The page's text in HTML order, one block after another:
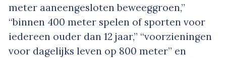
meter aaneengesloten beweeggroen,”
“binnen 400 meter spelen of sporten voor
iedereen ouder dan 12 jaar,” “voorzieningen
voor dagelijks leven op 800 meter” en